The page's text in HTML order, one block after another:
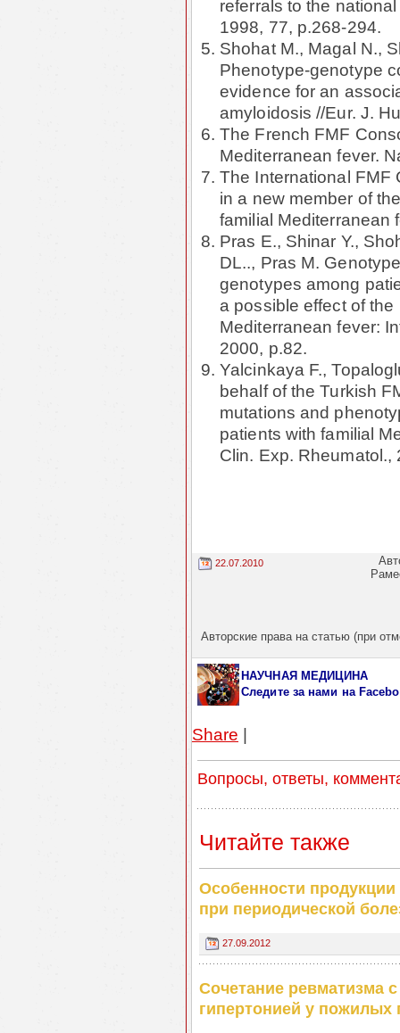
referrals to the
1998, 77, p.268-294.
Shohat M., Magal N.,
Phenotype-genotype
evidence for an
amyloidosis //Eur. J.
The French FMF
Mediterranean fever.
The International FMF
in a new member of
familial Mediterranean
Pras E., Shinar Y.,
DL.., Pras M.
genotypes among
a possible effect of
Mediterranean fever:
2000, p.82.
Yalcinkaya F.,
behalf of the Turkish
mutations and
patients with familial
Clin. Exp.
22.07.2010
Авторские права на статью (при
НАУЧНАЯ МЕДИЦИНА
Следите за нами на
Share |
Вопросы, ответы,
Читайте также
Особенности
при периодической
27.09.2012
Сочетание ревматизма
гипертонией у пожилых